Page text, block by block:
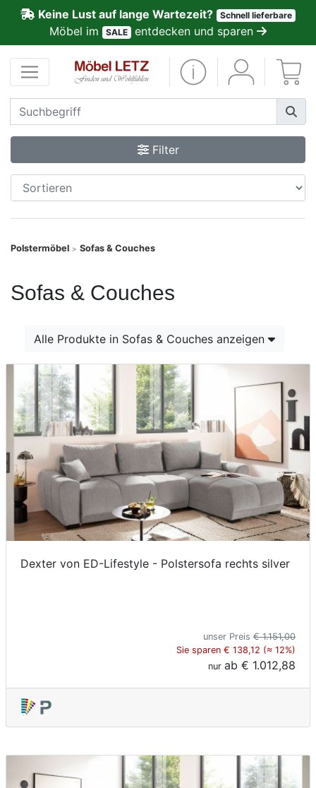
Keine Lust auf lange Wartezeit? Schnell lieferbare
Möbel im SALE entdecken und sparen
Filter
Polstermöbel > Sofas & Couches
Sofas & Couches
Alle Produkte in Sofas & Couches anzeigen
Dexter von ED-Lifestyle - Polstersofa rechts silver
unser Preis € 1.151,00
Sie sparen € 138,12 (≈ 12%)
nur ab € 1.012,88
Kundenmeinungen
Anmelden
PREMIUM
Schnell
lieferbar
SALE
Möbel-
Finanzierung
Markenwelt
Letz-
Deals